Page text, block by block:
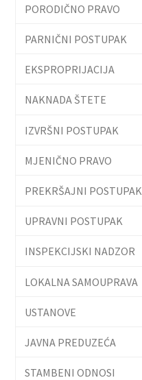
PORODIČNO PRAVO
PARNIČNI POSTUPAK
EKSPROPRIJACIJA
NAKNADA ŠTETE
IZVRŠNI POSTUPAK
MJENIČNO PRAVO
PREKRŠAJNI POSTUPAK
UPRAVNI POSTUPAK
INSPEKCIJSKI NADZOR
LOKALNA SAMOUPRAVA
USTANOVE
JAVNA PREDUZEĆA
STAMBENI ODNOSI